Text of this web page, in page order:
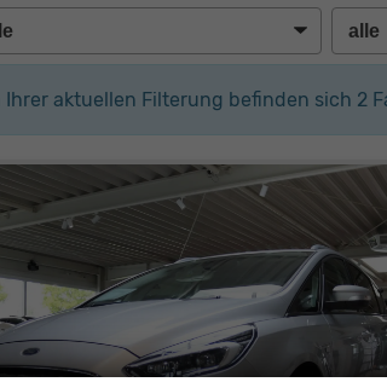
Ihrer aktuellen Filterung befinden sich 2